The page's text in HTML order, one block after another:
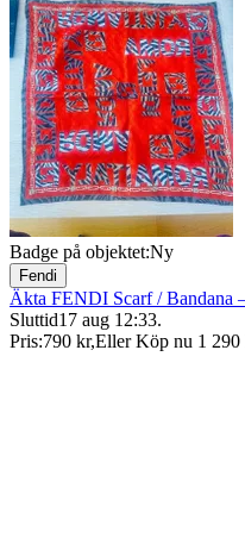
Badge på objektet:Ny
Fendi
Äkta FENDI Scarf / Bandana
Sluttid17 aug 12:33.
Pris:790 kr,Eller Köp nu 1 290